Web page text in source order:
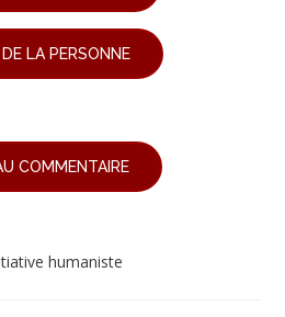
LA PERSONNE
COMMENTAIRE
humaniste